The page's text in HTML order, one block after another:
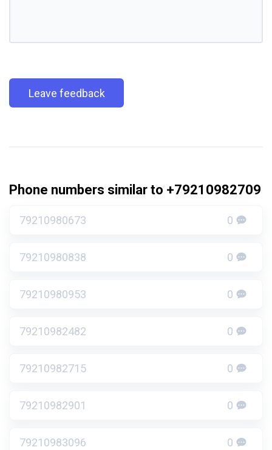
Leave feedback
Phone numbers similar to +79210982709
79210980673 0
79210980838 0
79210980953 0
79210982482 0
79210982715 0
79210982901 0
79210983096 0